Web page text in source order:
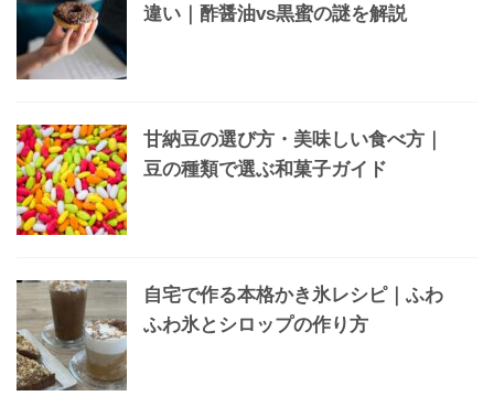
違い｜酢醤油vs黒蜜の謎を解説
甘納豆の選び方・美味しい食べ方｜
豆の種類で選ぶ和菓子ガイド
自宅で作る本格かき氷レシピ｜ふわ
ふわ氷とシロップの作り方